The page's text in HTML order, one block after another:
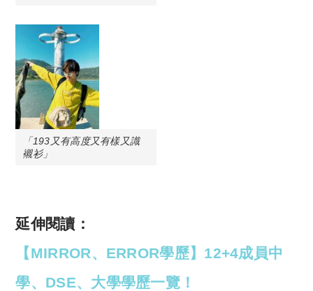
「193又有高度又有樣又識
襯衫」
延伸閱讀：
【MIRROR、ERROR學歷】12+4成員中
學、DSE、大學學歷一覽！